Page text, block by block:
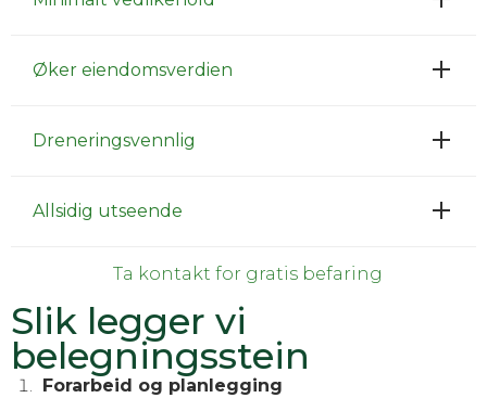
Øker eiendomsverdien
Dreneringsvennlig
Allsidig utseende
Ta kontakt for gratis befaring
Slik legger vi
belegningsstein
Forarbeid og planlegging